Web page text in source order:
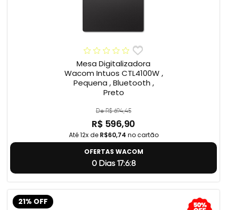
Mesa Digitalizadora
Wacom Intuos CTL4100W ,
Pequena , Bluetooth ,
Preto
De R$ 694,45
R$ 596,90
Até 12x de R$60,74 no cartão
OFERTAS WACOM
0 Dias 17:6:7
21% OFF